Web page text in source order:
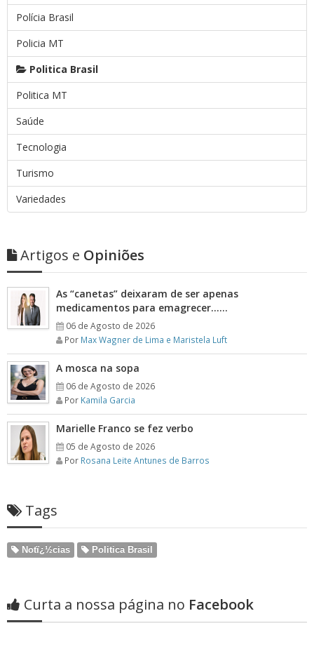
Polícia Brasil
Policia MT
Politica Brasil
Politica MT
Saúde
Tecnologia
Turismo
Variedades
Artigos e Opiniões
As “canetas” deixaram de ser apenas
medicamentos para emagrecer……
06 de Agosto de 2026
Por Max Wagner de Lima e Maristela Luft
A mosca na sopa
06 de Agosto de 2026
Por Kamila Garcia
Marielle Franco se fez verbo
05 de Agosto de 2026
Por Rosana Leite Antunes de Barros
Tags
Notï¿½cias Politica Brasil
Curta a nossa página no Facebook